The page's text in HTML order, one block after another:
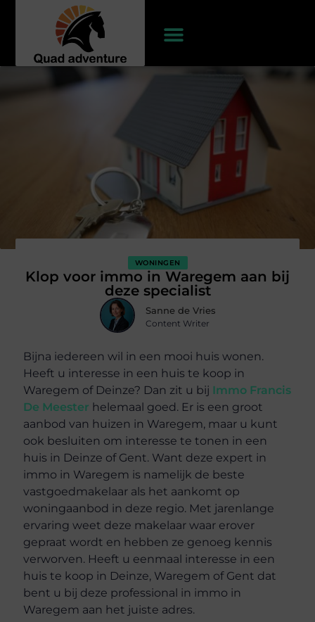
WONINGEN
Klop voor immo in Waregem aan bij
deze specialist
Sanne de Vries
Content Writer
Bijna iedereen wil in een mooi huis wonen.
Heeft u interesse in een huis te koop in
Waregem of Deinze? Dan zit u bij Immo Francis
De Meester helemaal goed. Er is een groot
aanbod van huizen in Waregem, maar u kunt
ook besluiten om interesse te tonen in een
huis in Deinze of Gent. Want deze expert in
immo in Waregem is namelijk de beste
vastgoedmakelaar als het aankomt op
woningaanbod in deze regio. Met jarenlange
ervaring weet deze makelaar waar erover
gepraat wordt en hebben ze genoeg kennis
verworven. Heeft u eenmaal interesse in een
huis te koop in Deinze, Waregem of Gent dat
bent u bij deze professional in immo in
Waregem aan het juiste adres.